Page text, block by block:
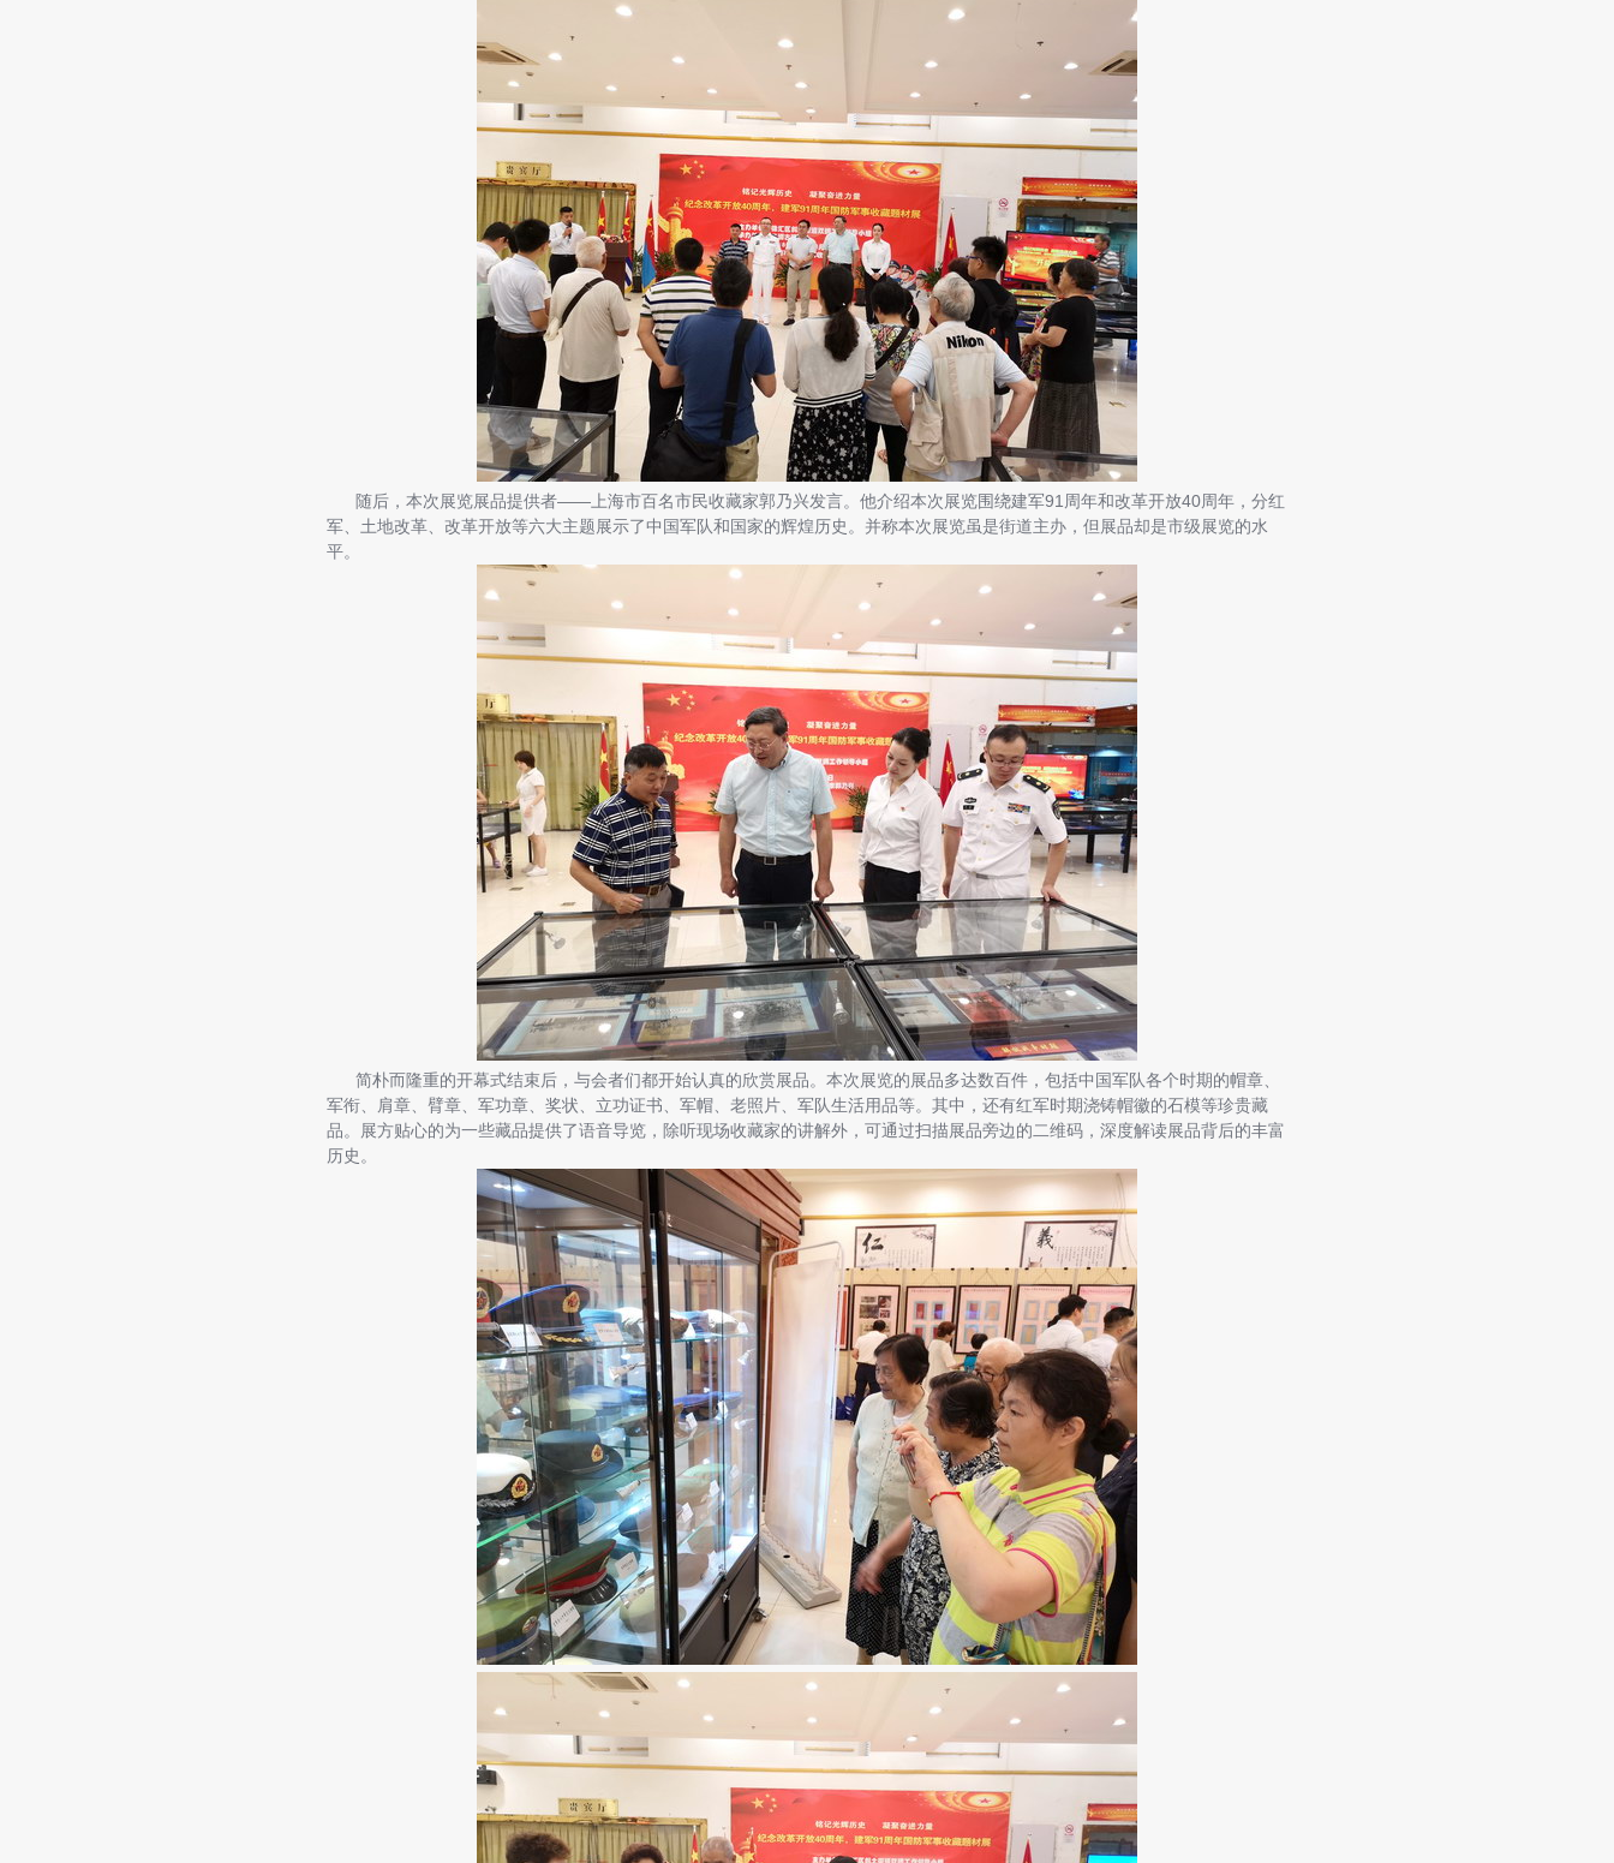
随后，本次展览展品提供者——上海市百名市民收藏家郭乃兴发言。他介绍本次展览围绕建军91周年和改革开放40周年，分红
军、土地改革、改革开放等六大主题展示了中国军队和国家的辉煌历史。并称本次展览虽是街道主办，但展品却是市级展览的水
平。
简朴而隆重的开幕式结束后，与会者们都开始认真的欣赏展品。本次展览的展品多达数百件，包括中国军队各个时期的帽章、
军衔、肩章、臂章、军功章、奖状、立功证书、军帽、老照片、军队生活用品等。其中，还有红军时期浇铸帽徽的石模等珍贵藏
品。展方贴心的为一些藏品提供了语音导览，除听现场收藏家的讲解外，可通过扫描展品旁边的二维码，深度解读展品背后的丰富
历史。